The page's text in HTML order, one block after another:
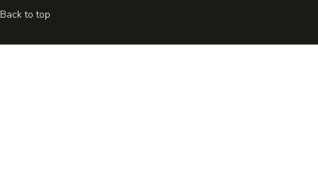
Back to top